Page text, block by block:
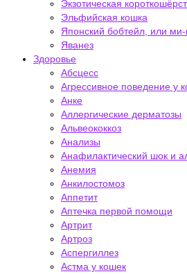
Экзотическая
Эльфийская кошка
Японский бобтейл, или ми-
Яванез
Здоровье
Абсцесс
Агрессивное поведение у
Анке
Аллергические дерматозы
Альвеококкоз
Анализы
Анафилактический шок и
Анемия
Анкилостомоз
Аппетит
Аптечка первой помощи
Артрит
Артроз
Аспергиллез
Астма у кошек